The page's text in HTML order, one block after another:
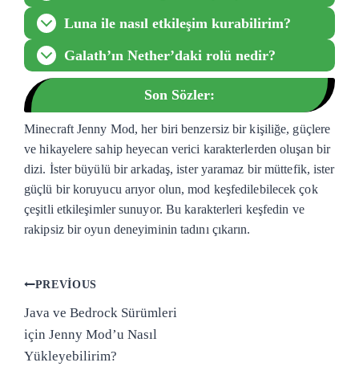
Luna ile nasıl etkileşim kurabilirim?
Galath’ın Nether’daki rolü nedir?
Son Sözler:
Minecraft Jenny Mod, her biri benzersiz bir kişiliğe, güçlere
ve hikayelere sahip heyecan verici karakterlerden oluşan bir
dizi. İster büyülü bir arkadaş, ister yaramaz bir müttefik, ister
güçlü bir koruyucu arıyor olun, mod keşfedilebilecek çok
çeşitli etkileşimler sunuyor. Bu karakterleri keşfedin ve
rakipsiz bir oyun deneyiminin tadını çıkarın.
Post
navigation
PREVIOUS
Java ve Bedrock Sürümleri
için Jenny Mod’u Nasıl
Yükleyebilirim?